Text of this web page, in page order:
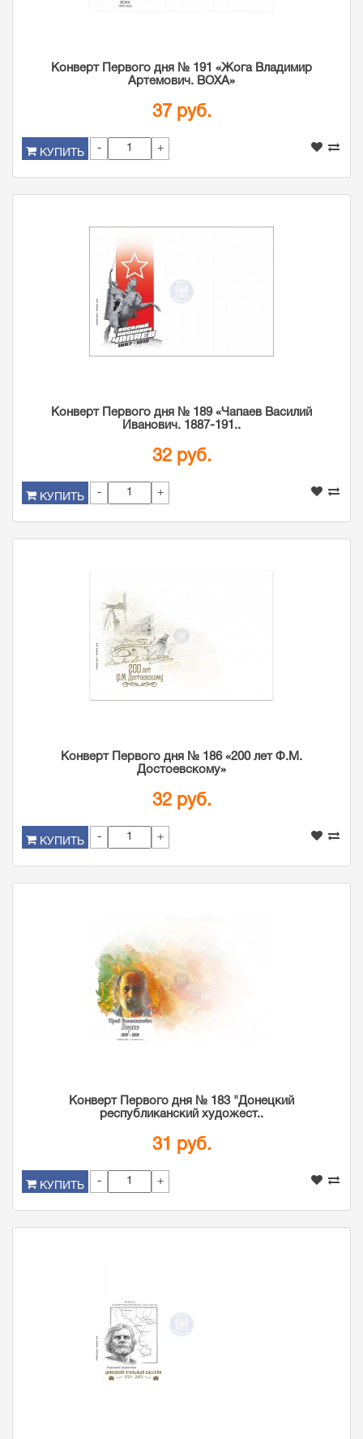
Конверт Первого дня № 191 «Жога Владимир
Артемович. ВОХА»
37 руб.
КУПИТЬ - +
Конверт Первого дня № 189 «Чапаев Василий
Иванович. 1887-191..
32 руб.
КУПИТЬ - +
Конверт Первого дня № 186 «200 лет Ф.М.
Достоевскому»
32 руб.
КУПИТЬ - +
Конверт Первого дня № 183 "Донецкий
республиканский художест..
31 руб.
КУПИТЬ - +